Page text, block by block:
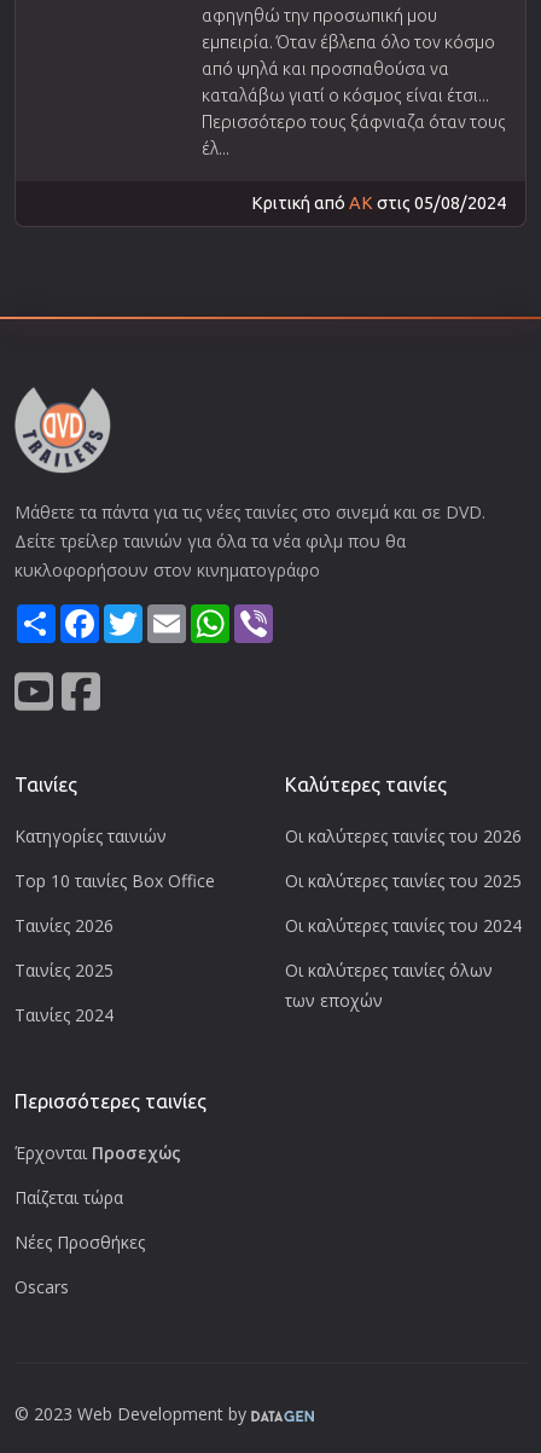
αφηγηθώ την προσωπική μου
εμπειρία. Όταν έβλεπα όλο τον κόσμο
από ψηλά και προσπαθούσα να
καταλάβω γιατί ο κόσμος είναι έτσι...
Περισσότερο τους ξάφνιαζα όταν τους
έλ...
Κριτική από AK στις 05/08/2024
Μάθετε τα πάντα για τις νέες ταινίες στο σινεμά και σε DVD.
Δείτε τρείλερ ταινιών για όλα τα νέα φιλμ που θα
κυκλοφορήσουν στον κινηματογράφο
ShareFacebook
TwitterEmail WhatsApp
Ταινίες
Κατηγορίες ταινιών
Top 10 ταινίες Box Office
Ταινίες 2026
Ταινίες 2025
Ταινίες 2024
Καλύτερες ταινίες
Οι καλύτερες ταινίες του 2026
Οι καλύτερες ταινίες του 2025
Οι καλύτερες ταινίες του 2024
Οι καλύτερες ταινίες όλων
των εποχών
Περισσότερες ταινίες
Έρχονται Προσεχώς
Παίζεται τώρα
Νέες Προσθήκες
Oscars
© 2023 Web Development by